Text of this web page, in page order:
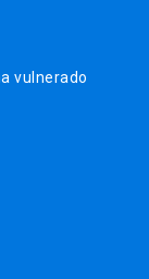
vulnerado